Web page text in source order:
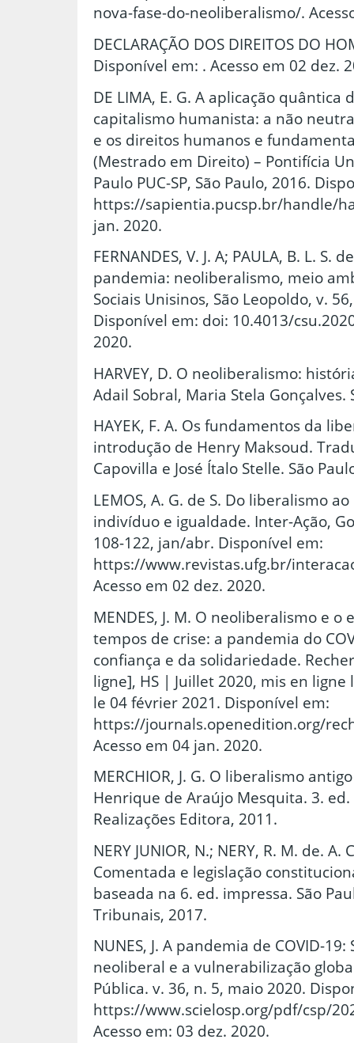
nova-fase-do-neoliberalismo/.
DECLARAÇÃO DOS DIREITOS DO
Disponível em: . Acesso em 02 dez.
DE LIMA, E. G. A aplicação
capitalismo humanista: a não
e os direitos humanos e
(Mestrado em Direito) – Pontifícia
Paulo PUC-SP, São Paulo, 2016.
https://sapientia.pucsp.br/handle/
jan. 2020.
FERNANDES, V. J. A; PAULA, B. L. S.
pandemia: neoliberalismo, meio
Sociais Unisinos, São Leopoldo, v.
Disponível em: doi: 10.4013/
2020.
HARVEY, D. O neoliberalismo:
Adail Sobral, Maria Stela Gonçalves.
HAYEK, F. A. Os fundamentos da
introdução de Henry Maksoud.
Capovilla e José Ítalo Stelle. São
LEMOS, A. G. de S. Do liberalismo
indivíduo e igualdade. Inter-Ação,
108-122, jan/abr. Disponível em:
https://www.revistas.ufg.br/
Acesso em 02 dez. 2020.
MENDES, J. M. O neoliberalismo e
tempos de crise: a pandemia do
confiança e da solidariedade.
ligne], HS | Juillet 2020, mis en
le 04 février 2021. Disponível em:
https://journals.openedition.org/
Acesso em 04 jan. 2020.
MERCHIOR, J. G. O liberalismo
Henrique de Araújo Mesquita. 3. ed.
Realizações Editora, 2011.
NERY JUNIOR, N.; NERY, R. M. de.
Comentada e legislação
baseada na 6. ed. impressa. São
Tribunais, 2017.
NUNES, J. A pandemia de COVID-
neoliberal e a vulnerabilização
Pública. v. 36, n. 5, maio 2020.
https://www.scielosp.org/pdf/csp/
Acesso em: 03 dez. 2020.